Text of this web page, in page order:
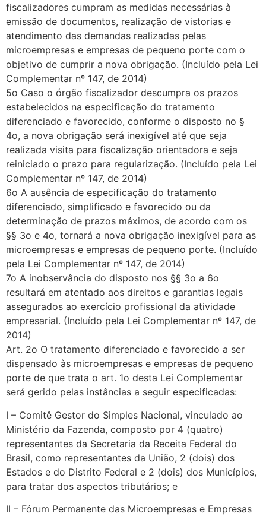
fiscalizadores cumpram as medidas necessárias à
emissão de documentos, realização de vistorias e
atendimento das demandas realizadas pelas
microempresas e empresas de pequeno porte com o
objetivo de cumprir a nova obrigação. (Incluído pela Lei
Complementar nº 147, de 2014)
5o Caso o órgão fiscalizador descumpra os prazos
estabelecidos na especificação do tratamento
diferenciado e favorecido, conforme o disposto no §
4o, a nova obrigação será inexigível até que seja
realizada visita para fiscalização orientadora e seja
reiniciado o prazo para regularização. (Incluído pela Lei
Complementar nº 147, de 2014)
6o A ausência de especificação do tratamento
diferenciado, simplificado e favorecido ou da
determinação de prazos máximos, de acordo com os
§§ 3o e 4o, tornará a nova obrigação inexigível para as
microempresas e empresas de pequeno porte. (Incluído
pela Lei Complementar nº 147, de 2014)
7o A inobservância do disposto nos §§ 3o a 6o
resultará em atentado aos direitos e garantias legais
assegurados ao exercício profissional da atividade
empresarial. (Incluído pela Lei Complementar nº 147, de
2014)
Art. 2o O tratamento diferenciado e favorecido a ser
dispensado às microempresas e empresas de pequeno
porte de que trata o art. 1o desta Lei Complementar
será gerido pelas instâncias a seguir especificadas:
I – Comitê Gestor do Simples Nacional, vinculado ao
Ministério da Fazenda, composto por 4 (quatro)
representantes da Secretaria da Receita Federal do
Brasil, como representantes da União, 2 (dois) dos
Estados e do Distrito Federal e 2 (dois) dos Municípios,
para tratar dos aspectos tributários; e
II – Fórum Permanente das Microempresas e Empresas